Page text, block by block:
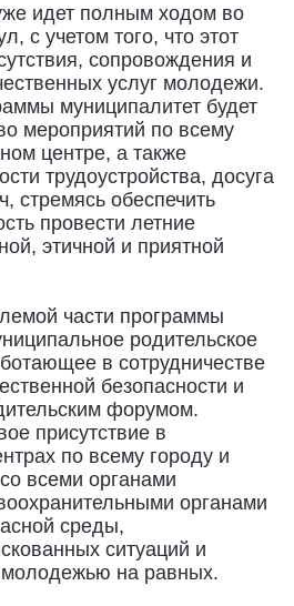
идет полным ходом во
с учетом того, что этот
сопровождения и
услуг молодежи.
муниципалитет будет
мероприятий по всему
центре, а также
трудоустройства, досуга
стремясь обеспечить
провести летние
этичной и приятной
части программы
родительское
в сотрудничестве
безопасности и
форумом.
присутствие в
по всему городу и
всеми органами
органами
среды,
ситуаций и
молодежью на равных.